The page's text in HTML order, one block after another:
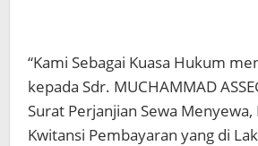
“Kami Sebagai Kuasa Hukum
kepada Sdr. MUCHAMMAD
Surat Perjanjian Sewa Menyewa,
Kwitansi Pembayaran yang di